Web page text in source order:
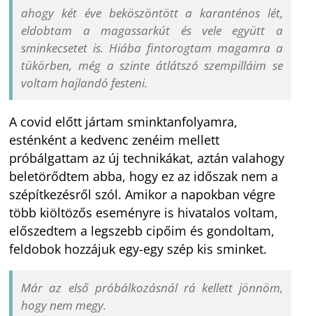
ahogy két éve beköszöntött a karanténos lét,
eldobtam a magassarkút és vele együtt a
sminkecsetet is. Hiába fintorogtam magamra a
tükörben, még a szinte átlátszó szempilláim se
voltam hajlandó festeni.
A covid előtt jártam sminktanfolyamra,
esténként a kedvenc zenéim mellett
próbálgattam az új technikákat, aztán valahogy
beletörődtem abba, hogy ez az időszak nem a
szépítkezésről szól. Amikor a napokban végre
több kiöltözős eseményre is hivatalos voltam,
előszedtem a legszebb cipőim és gondoltam,
feldobok hozzájuk egy-egy szép kis sminket.
Már az első próbálkozásnál rá kellett jönnöm,
hogy nem megy.